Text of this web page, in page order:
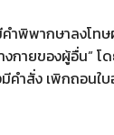
พิพากษาลงโท
ายของผู้อื่น” โ
คำสั่ง เพิกถอน